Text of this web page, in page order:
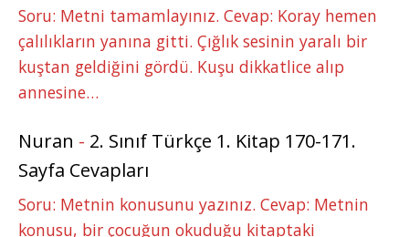
Soru: Metni tamamlayınız. Cevap: Koray hemen
çalılıkların yanına gitti. Çığlık sesinin yaralı bir
kuştan geldiğini gördü. Kuşu dikkatlice alıp
annesine…
Nuran - 2. Sınıf Türkçe 1. Kitap 170-171.
Sayfa Cevapları
Soru: Metnin konusunu yazınız. Cevap: Metnin
konusu, bir çocuğun okuduğu kitaptaki